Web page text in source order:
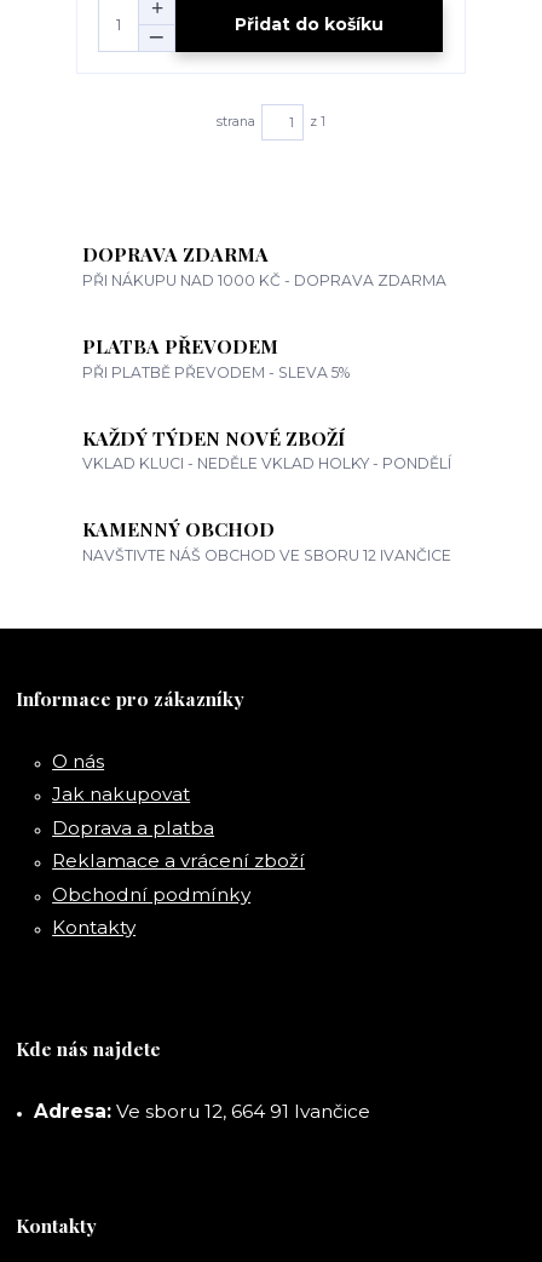
Přidat do košíku
strana z 1
DOPRAVA ZDARMA
PŘI NÁKUPU NAD 1000 KČ - DOPRAVA ZDARMA
PLATBA PŘEVODEM
PŘI PLATBĚ PŘEVODEM - SLEVA 5%
KAŽDÝ TÝDEN NOVÉ ZBOŽÍ
VKLAD KLUCI - NEDĚLE VKLAD HOLKY - PONDĚLÍ
KAMENNÝ OBCHOD
NAVŠTIVTE NÁŠ OBCHOD VE SBORU 12 IVANČICE
Informace pro zákazníky
O nás
Jak nakupovat
Doprava a platba
Reklamace a vrácení zboží
Obchodní podmínky
Kontakty
Kde nás najdete
Adresa: Ve sboru 12, 664 91 Ivančice
Kontakty